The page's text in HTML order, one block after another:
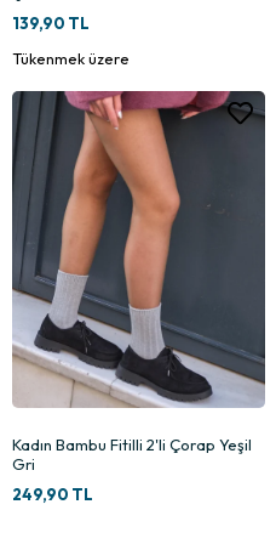
139,90 TL
Tükenmek üzere
Kadın Bambu Fitilli 2'li Çorap Yeşil
Gri
249,90 TL